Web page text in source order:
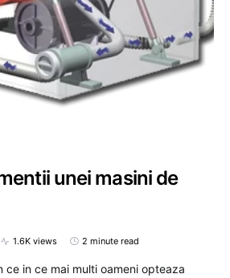
unei masini de
1.6K views 2 minute read
ce in ce mai multi oameni opteaza